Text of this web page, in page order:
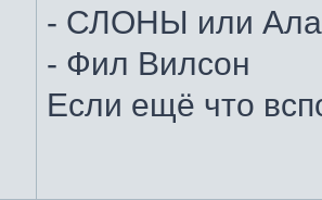
- СЛОНЫ или
- Фил Вилсон
Если ещё что